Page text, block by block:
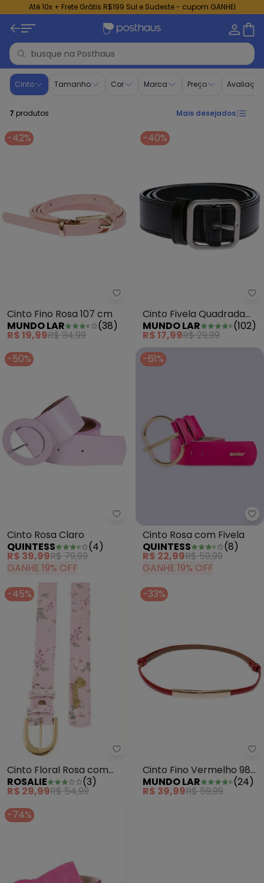
Até 10x + Frete Grátis R$199 Sul e Sudeste - cupom GANHEI
Cinto Feminino - Compre Online | Posthaus
Cinto Tamanho Cor Marca Preço Avaliação
7 produtos Mais desejados
-42%
Mundo Lar - Cinto Fino Rosa
Cinto Fino Rosa 107 cm
MUNDO LAR
(38)
R$ 19,99R$ 34,99
-40%
Cinto Fivela Quadrada
Preto 103 cm
MUNDO LAR (102)
R$ 17,99R$ 29,99
-50%
Quintess - Cinto Rosa Claro
Cinto Rosa Claro
QUINTESS
(4)
R$ 39,99R$ 79,99
GANHE 19% OFF
-61%
Cinto Rosa com Fivela
QUINTESS
(8)
R$ 22,99R$ 59,99
GANHE 19% OFF
-45%
Rosalie - Cinto Floral Rosa com
Cinto Floral Rosa com
Fivela
ROSALIE (3)
R$ 29,99R$ 54,99
-33%
Cinto Fino Vermelho 98
cm
MUNDO LAR (24)
R$ 39,99R$ 59,99
-74%